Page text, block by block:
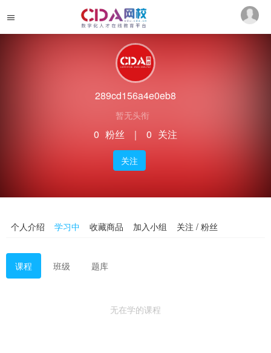
289cd156a4e0eb8
暂无头衔
0 粉丝 ｜ 0 关注
关注
个人介绍 学习中 收藏商品 加入小组 关注 / 粉丝
课程 班级 题库
无在学的课程